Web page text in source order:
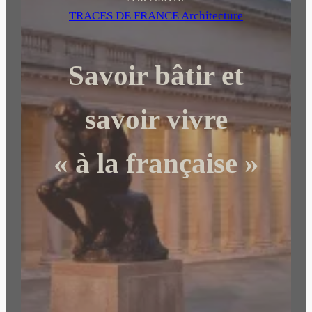
r
c
h
r
TRACES DE FRANCE Architecture
Savoir bâtir et
savoir vivre
« à la française »